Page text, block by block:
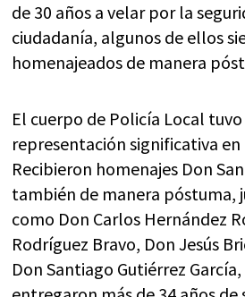
de 30 años a velar por la
ciudadanía, algunos de ellos
homenajeados de manera
El cuerpo de Policía Local tuvo
representación significativa
Recibieron homenajes Don
también de manera póstuma,
como Don Carlos Hernández
Rodríguez Bravo, Don Jesús
Don Santiago Gutiérrez